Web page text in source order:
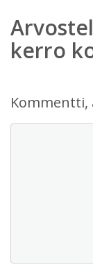
kerro
Kommentti,